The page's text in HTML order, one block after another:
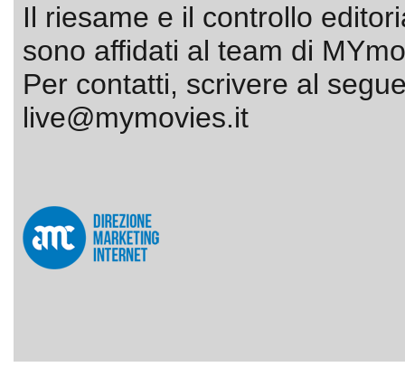
Il riesame e il controllo
sono affidati al team di
Per contatti, scrivere al
live@mymovies.it